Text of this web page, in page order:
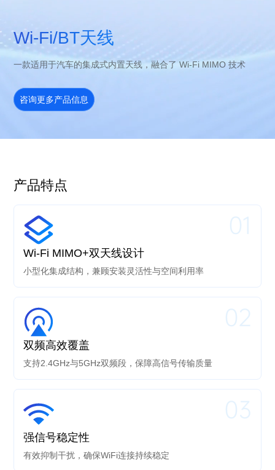
Wi-Fi/BT天线
一款适用于汽车的集成式内置天线，融合了 Wi-Fi MIMO 技术
咨询更多产品信息
产品特点
Wi-Fi MIMO+双天线设计
小型化集成结构，兼顾安装灵活性与空间利用率
01
双频高效覆盖
支持2.4GHz与5GHz双频段，保障高信号传输质量
02
强信号稳定性
有效抑制干扰，确保WiFi连接持续稳定
03